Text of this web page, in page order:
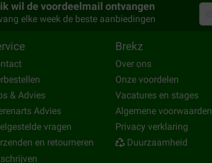
wil de voordeelmail ontvangen
elke week de beste aanbiedingen
& Advies
Advies
vragen
en retourneren
Brekz
Over ons
Onze voordelen
Vacatures en stages
Algemene voorwaarden
Privacy verklaring
Duurzaamheid